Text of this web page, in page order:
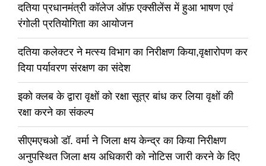
दतिया प्रधानमंत्री कॉलेज ऑफ़ एक्सीलेंस में हुआ भाषण एवं
रंगोली प्रतियोगिता का आयोजन
दतिया कलेक्टर ने मत्स्य विभाग का निरीक्षण किया,वृक्षारोपण कर
दिया पर्यावरण संरक्षण का संदेश
इको क्लब के द्वारा वृक्षों को रक्षा सूत्र बांध कर लिया वृक्षों की
रक्षा करने का संकल्प
सीएमएचओ डॉ. वर्मा ने जिला क्षय केन्द्र का किया निरीक्षण
अनुपस्थित जिला क्षय अधिकारी को नोटिस जारी करने के दिए